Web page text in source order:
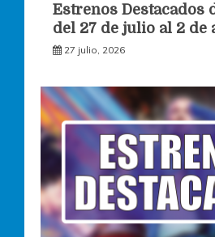
Estrenos Destacados
del 27 de julio al 2 de
27 julio, 2026